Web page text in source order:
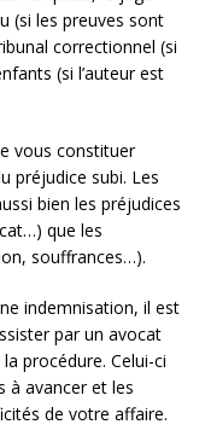
(si les preuves sont
correctionnel (si
(si l’auteur est
vous constituer
préjudice subi. Les
bien les préjudices
que les
souffrances…).
indemnisation, il est
par un avocat
procédure. Celui-ci
à avancer et les
de votre affaire.